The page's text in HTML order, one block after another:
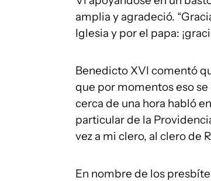
amplia y agradeció.
Iglesia y por el papa:
Benedicto XVI comentó
que por momentos eso
cerca de una hora habló
particular de la
vez a mi clero, al clero de
En nombre de los